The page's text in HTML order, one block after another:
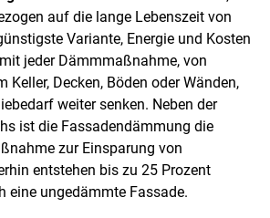
auf die lange Lebenszeit von
Variante, Energie und Kosten
jeder Dämmmaßnahme, von
Keller, Decken, Böden oder Wänden,
weiter senken. Neben der
ist die Fassadendämmung die
zur Einsparung von
entstehen bis zu 25 Prozent
eine ungedämmte Fassade.